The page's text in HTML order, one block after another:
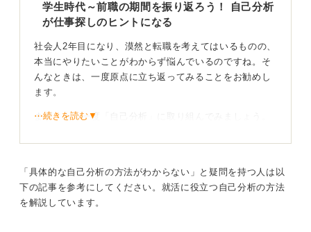
学生時代～前職の期間を振り返ろう！ 自己分析
が仕事探しのヒントになる
社会人2年目になり、漠然と転職を考えてはいるものの、
本当にやりたいことがわからず悩んでいるのですね。そ
んなときは、一度原点に立ち返ってみることをお勧めし
ます。
まず、もう一度「自己分析」に取り組んでみましょう。
いても、そのなかに少しでもやりがいを感じる瞬間や業
務がないかを探してみてください。
そこに、あなたの次へのヒントが隠れているかもしれま
⋯続きを読む▼
「具体的な自己分析の方法がわからない」と疑問を持つ人は以
下の記事を参考にしてください。就活に役立つ自己分析の方法
を解説しています。